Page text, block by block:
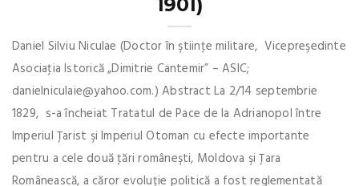
Daniel Silviu Niculae (Doctor în ştiinţe militare, Vicepreşedinte
Asociaţia Istorică „Dimitrie Cantemir” – ASIC;
danielniculaie@yahoo.com.) Abstract La 2/14 septembrie
1829, s-a încheiat Tratatul de Pace de la Adrianopol între
Imperiul Ţarist şi Imperiul Otoman cu efecte importante
pentru a cele două ţări româneşti, Moldova şi Ţara
Românească, a căror evoluţie politică a fost reglementată